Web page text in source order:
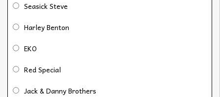
Seasick Steve
Harley Benton
EKO
Red Special
Jack & Danny Brothers